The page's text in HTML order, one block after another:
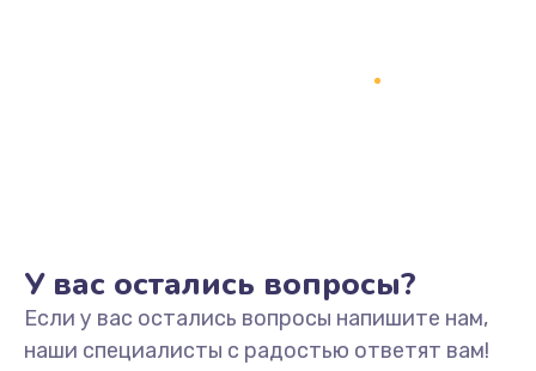
У вас остались вопросы?
Если у вас остались вопросы напишите нам,
наши специалисты с радостью ответят вам!